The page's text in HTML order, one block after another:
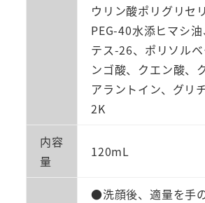
ウリン酸ポリグリセ
PEG-40水添ヒマシ
テス-26、ポリソル
ンゴ酸、クエン酸、
アラントイン、グリ
2K
内容
量
120mL
●洗顔後、適量を手